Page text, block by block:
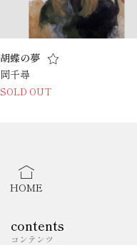
胡蝶の夢
岡千尋
SOLD OUT
HOME
contents
コンテンツ